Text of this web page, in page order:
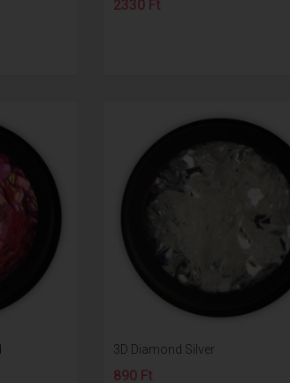
2330 Ft
3D Diamond Silver
890 Ft